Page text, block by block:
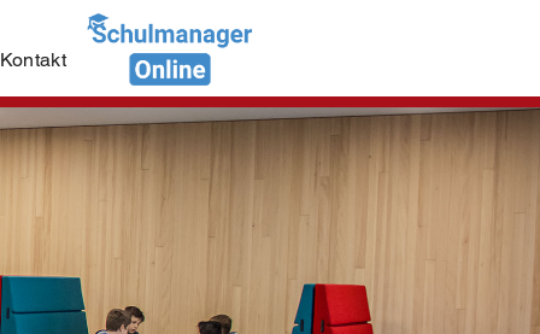
Kontakt